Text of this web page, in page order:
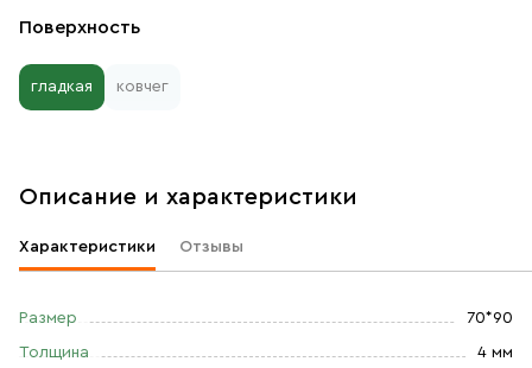
Поверхность
гладкая ковчег
Описание и характеристики
Характеристики Отзывы
Размер 70*90
Толщина 4 мм